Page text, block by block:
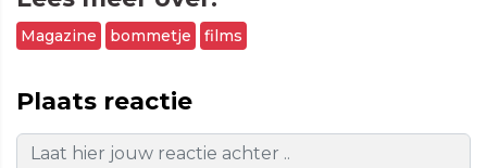
Magazine bommetje films
Plaats reactie